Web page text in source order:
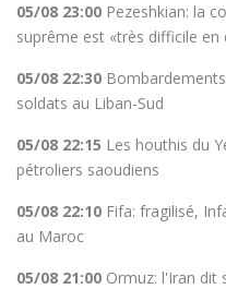
05/08 23:00 Pezeshkian: la
suprême est «très difficile en
05/08 22:30
soldats au Liban-Sud
05/08 22:15 Les houthis du
pétroliers saoudiens
05/08 22:10 Fifa: fragilisé,
au Maroc
05/08 21:00 Ormuz: l'Iran dit